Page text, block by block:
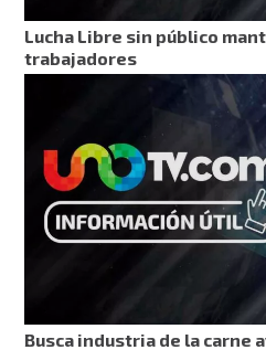
Lucha Libre sin público
trabajadores
Busca industria de la carne